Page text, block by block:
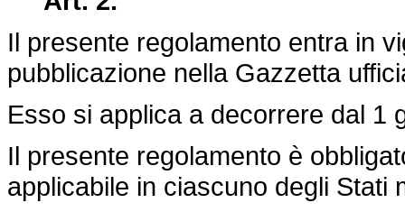
Il presente regolamento entra in
pubblicazione nella Gazzetta
Esso si applica a decorrere dal 1
Il presente regolamento è
applicabile in ciascuno degli Stati